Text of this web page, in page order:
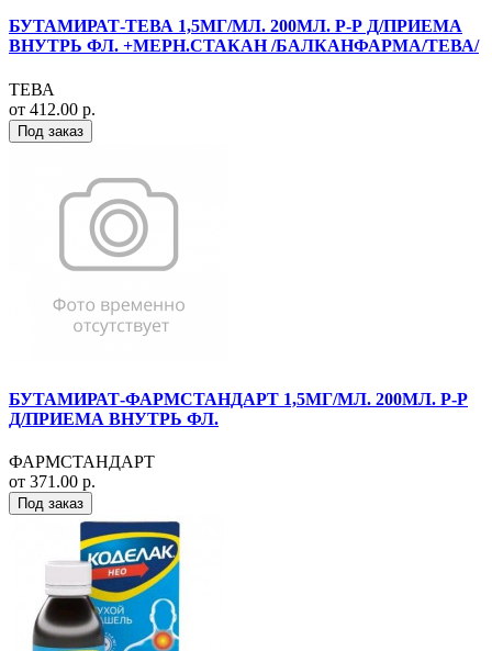
БУТАМИРАТ-ТЕВА 1,5МГ/МЛ. 200МЛ. Р-Р Д/ПРИЕМА
ВНУТРЬ ФЛ. +МЕРН.СТАКАН /БАЛКАНФАРМА/ТЕВА/
ТЕВА
от 412.00 р.
Под заказ
БУТАМИРАТ-ФАРМСТАНДАРТ 1,5МГ/МЛ. 200МЛ. Р-Р
Д/ПРИЕМА ВНУТРЬ ФЛ.
ФАРМСТАНДАРТ
от 371.00 р.
Под заказ